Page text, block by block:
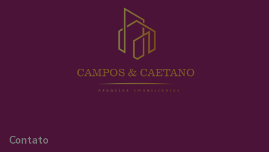
Contato